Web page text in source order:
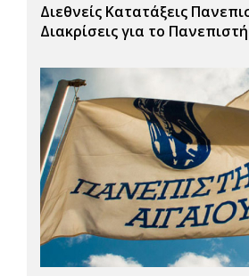
Διεθνείς Κατατάξεις
Διακρίσεις για το